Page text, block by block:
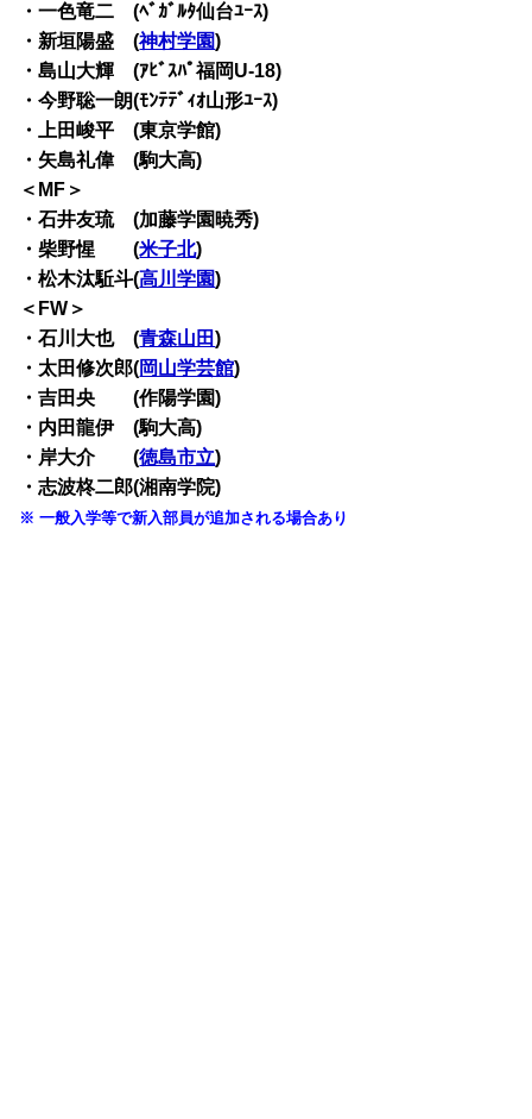
・一色竜二 (ﾍﾞｶﾞﾙﾀ仙台ﾕｰｽ)
・新垣陽盛 (神村学園)
・島山大輝 (ｱﾋﾞｽﾊﾟ福岡U-18)
・今野聡一朗(ﾓﾝﾃﾃﾞｨｵ山形ﾕｰｽ)
・上田峻平 (東京学館)
・矢島礼偉 (駒大高)
＜MF＞
・石井友琉 (加藤学園暁秀)
・柴野惺 (米子北)
・松木汰駈斗(高川学園)
＜FW＞
・石川大也 (青森山田)
・太田修次郎(岡山学芸館)
・吉田央 (作陽学園)
・内田龍伊 (駒大高)
・岸大介 (徳島市立)
・志波柊二郎(湘南学院)
※ 一般入学等で新入部員が追加される場合あり